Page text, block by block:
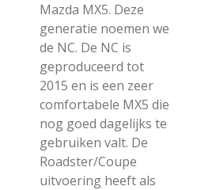
Mazda MX5. Deze
generatie noemen we
de NC. De NC is
geproduceerd tot
2015 en is een zeer
comfortabele MX5 die
nog goed dagelijks te
gebruiken valt. De
Roadster/Coupe
uitvoering heeft als